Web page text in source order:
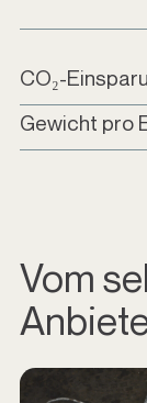
CO₂-
Gewicht pro
Vom